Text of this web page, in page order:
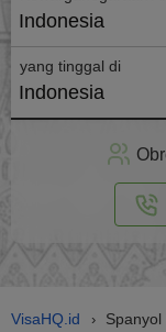
Indonesia
yang tinggal di
Indonesia
VisaHQ.id › Spanyol